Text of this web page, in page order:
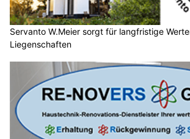
Servanto W.Meier sorgt für langfristige
Liegenschaften